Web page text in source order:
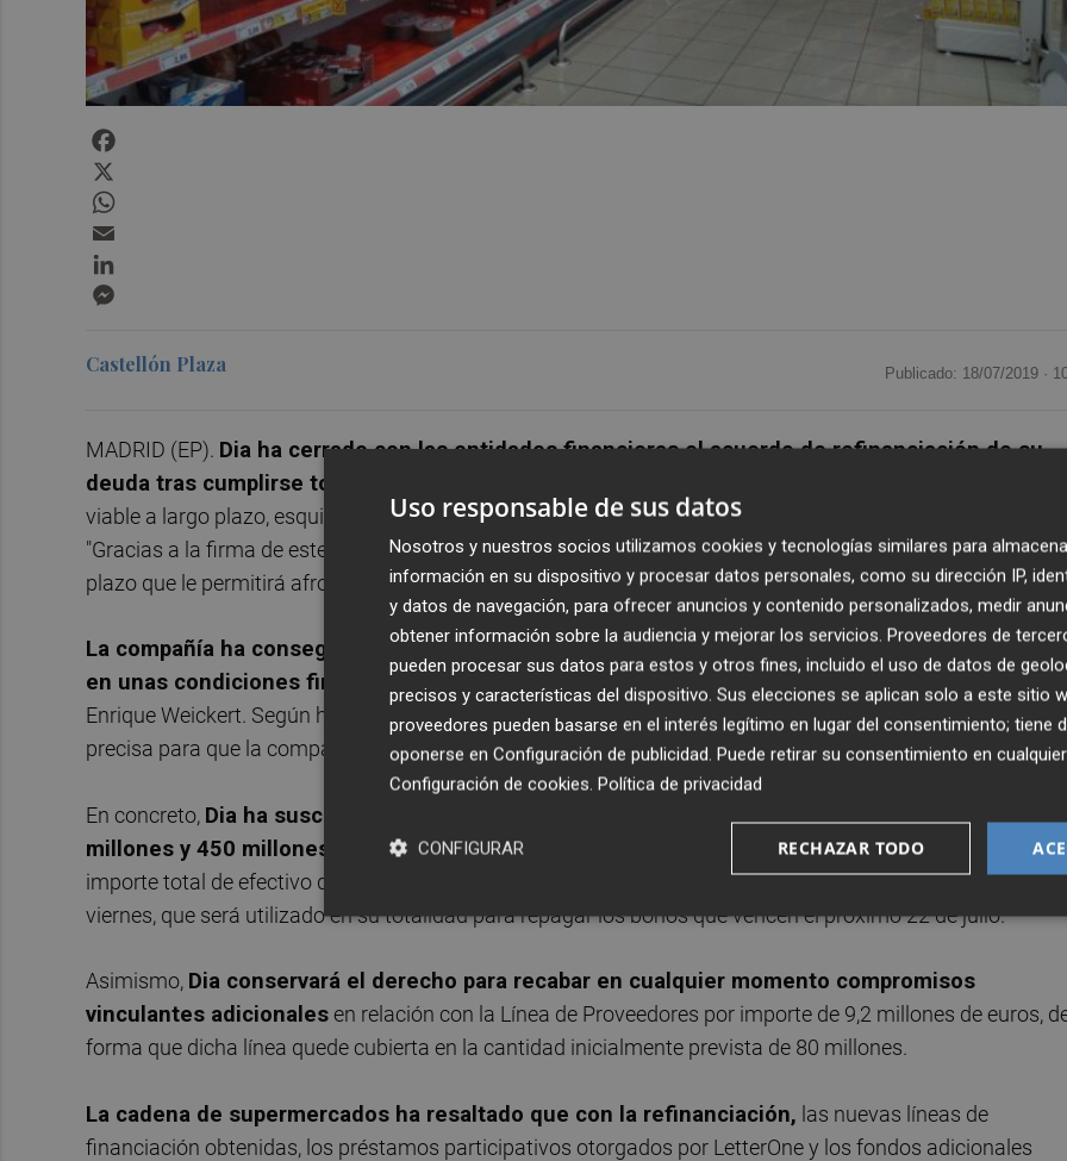
Castellón Plaza Publicado: 18/07/2019 ·
MADRID (EP). Dia ha cerrado con las entidades financieras el acuerdo de refinanciación de su
deuda tras cumplirse todas las condiciones suspensivas
viable a largo plazo, esquiva la causa de disolución por pérdidas y soluciona las necesidades de liquidez.
"Gracias a la firma de este acuerdo, Dia cuenta con una estructura financiera adecuada y sólida a largo
plazo que le permitirá afrontar todas sus obligaciones y compromisos.
La compañía ha conseguido la firma definitiva de este acuerdo con sus principales acreedores
en unas condiciones financieras muy competitivas", ha resaltado el director financiero de Grupo Dia,
Enrique Weickert. Según ha señalado, este acuerdo garantiza la estabilidad financiera necesaria y la
precisa para que la compañía pueda desarrollar sus actividades a futuro.
En concreto, Dia ha suscrito dos préstamos participativos con LetterOne por importes de 40
millones y 450 millones, respectivamente. Así, Dia ha recibido ya de su accionista mayoritario un
importe total de efectivo de 184 millones, al tiempo que recibirá el importe restante (306 millones) este
viernes, que será utilizado en su totalidad para repagar los bonos que vencen el próximo 22 de julio.
Asimismo, Dia conservará el derecho para recabar en cualquier momento compromisos
vinculantes adicionales en relación con la Línea de Proveedores por importe de 9,2 millones de euros,
forma que dicha línea quede cubierta en la cantidad inicialmente prevista de 80 millones.
La cadena de supermercados ha resaltado que con la refinanciación, las nuevas líneas de
financiación obtenidas, los préstamos participativos otorgados por LetterOne y los fondos adicionales
Uso responsable de sus datos
Nosotros y nuestros socios utilizamos cookies y tecnologías similares para
información en su dispositivo y procesar datos personales, como su dirección IP,
y datos de navegación, para ofrecer anuncios y contenido personalizados, medir
obtener información sobre la audiencia y mejorar los servicios. Proveedores de
pueden procesar sus datos para estos y otros fines, incluido el uso de datos de
precisos y características del dispositivo. Sus elecciones se aplican solo a este sitio
proveedores pueden basarse en el interés legítimo en lugar del consentimiento; tiene
oponerse en Configuración de publicidad. Puede retirar su consentimiento en
Configuración de cookies. Política de privacidad
RECHAZAR TODO
CONFIGURAR